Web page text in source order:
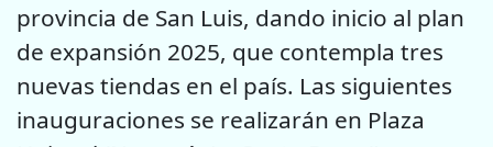
provincia de San Luis, dando inicio al plan
de expansión 2025, que contempla tres
nuevas tiendas en el país. Las siguientes
inauguraciones se realizarán en Plaza